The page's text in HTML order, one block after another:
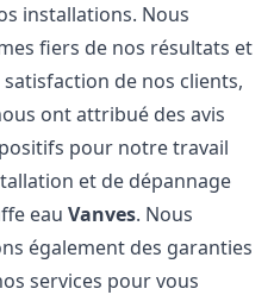
installations. Nous
fiers de nos résultats et
satisfaction de nos clients,
ont attribué des avis
pour notre travail
et de dépannage
eauVanves. Nous
également des garanties
services pour vous